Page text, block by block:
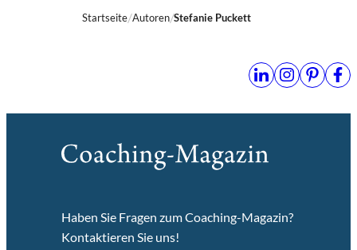
Startseite Autoren Stefanie Puckett
Haben Sie Fragen zum Coaching-Magazin?
Kontaktieren Sie uns!